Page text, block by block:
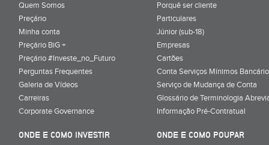
Quem Somos
Preçário
Minha conta
Preçário BiG +
Preçário #Investe_no_Futuro
Perguntas Frequentes
Galeria de Vídeos
Carreiras
Corporate Governance
Porquê ser cliente
Particulares
Júnior (sub-18)
Empresas
Cartões
Conta Serviços Mínimos
Serviço de Mudança de Conta
Glossário de Terminologia
Informação Pré-Contratual
ONDE E COMO INVESTIR
ONDE E COMO POUPAR